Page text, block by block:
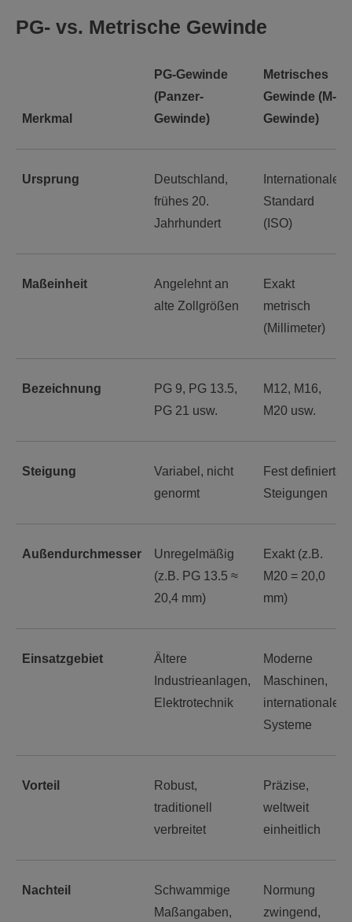
PG- vs. Metrische Gewinde
Merkmal
PG-Gewinde
(Panzer-
Gewinde)
Metrisches
Gewinde (M-
Gewinde)
Ursprung
Deutschland,
frühes 20.
Jahrhundert
Internationaler
Standard
(ISO)
Maßeinheit
Angelehnt an
alte Zollgrößen
Exakt
metrisch
(Millimeter)
Bezeichnung
PG 9, PG 13.5,
PG 21 usw.
M12, M16,
M20 usw.
Steigung
Variabel, nicht
genormt
Fest definierte
Steigungen
Außendurchmesser
Unregelmäßig
(z.B. PG 13.5 ≈
20,4 mm)
Exakt (z.B.
M20 = 20,0
mm)
Einsatzgebiet
Ältere
Industrieanlagen,
Elektrotechnik
Moderne
Maschinen,
internationale
Systeme
Vorteil
Robust,
traditionell
verbreitet
Präzise,
weltweit
einheitlich
Nachteil
Schwammige
Maßangaben,
Normung
zwingend,